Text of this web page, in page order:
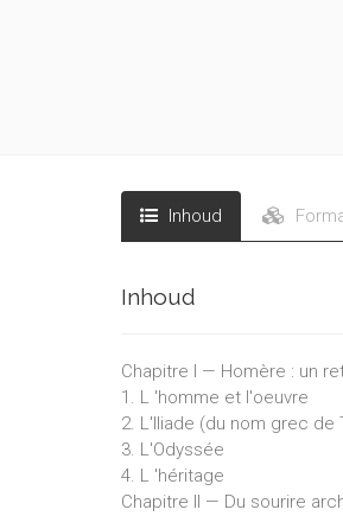
Inhoud
Inhoud
Chapitre I — Homère : un
1. L 'homme et l'oeuvre
2. L'Iliade (du nom grec de
3. L'Odyssée
4. L 'héritage
Chapitre II — Du sourire